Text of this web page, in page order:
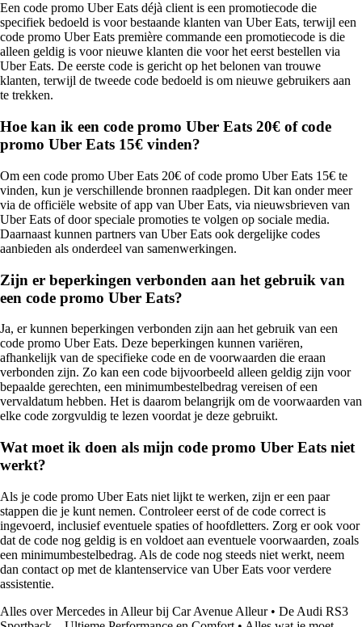
Een code promo Uber Eats déjà client is een promotiecode die
specifiek bedoeld is voor bestaande klanten van Uber Eats, terwijl een
code promo Uber Eats première commande een promotiecode is die
alleen geldig is voor nieuwe klanten die voor het eerst bestellen via
Uber Eats. De eerste code is gericht op het belonen van trouwe
klanten, terwijl de tweede code bedoeld is om nieuwe gebruikers aan
te trekken.
Hoe kan ik een code promo Uber Eats 20€ of code
promo Uber Eats 15€ vinden?
Om een code promo Uber Eats 20€ of code promo Uber Eats 15€ te
vinden, kun je verschillende bronnen raadplegen. Dit kan onder meer
via de officiële website of app van Uber Eats, via nieuwsbrieven van
Uber Eats of door speciale promoties te volgen op sociale media.
Daarnaast kunnen partners van Uber Eats ook dergelijke codes
aanbieden als onderdeel van samenwerkingen.
Zijn er beperkingen verbonden aan het gebruik van
een code promo Uber Eats?
Ja, er kunnen beperkingen verbonden zijn aan het gebruik van een
code promo Uber Eats. Deze beperkingen kunnen variëren,
afhankelijk van de specifieke code en de voorwaarden die eraan
verbonden zijn. Zo kan een code bijvoorbeeld alleen geldig zijn voor
bepaalde gerechten, een minimumbestelbedrag vereisen of een
vervaldatum hebben. Het is daarom belangrijk om de voorwaarden van
elke code zorgvuldig te lezen voordat je deze gebruikt.
Wat moet ik doen als mijn code promo Uber Eats niet
werkt?
Als je code promo Uber Eats niet lijkt te werken, zijn er een paar
stappen die je kunt nemen. Controleer eerst of de code correct is
ingevoerd, inclusief eventuele spaties of hoofdletters. Zorg er ook voor
dat de code nog geldig is en voldoet aan eventuele voorwaarden, zoals
een minimumbestelbedrag. Als de code nog steeds niet werkt, neem
dan contact op met de klantenservice van Uber Eats voor verdere
assistentie.
Alles over Mercedes in Alleur bij Car Avenue Alleur• De Audi RS3